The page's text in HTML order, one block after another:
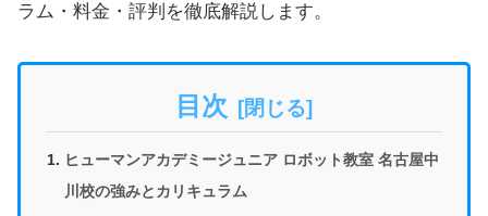
ラム・料金・評判を徹底解説します。
目次
ヒューマンアカデミージュニア ロボット教室 名古屋中
川校の強みとカリキュラム